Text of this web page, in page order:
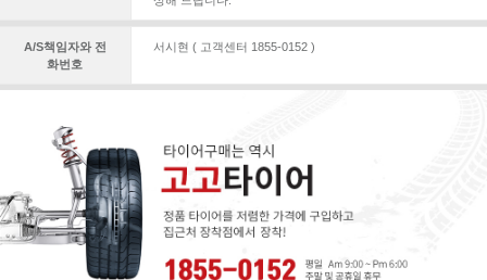
A/S책임자와 전
화번호
서시현 ( 고객센터 1855-0152 )